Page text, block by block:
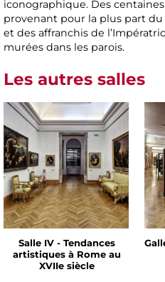
iconographique. Des
provenant pour la plus part
et des affranchis de
murées dans les parois.
Les autres salles
Salle IV - Tendances
artistiques à Rome au
XVIIe siècle